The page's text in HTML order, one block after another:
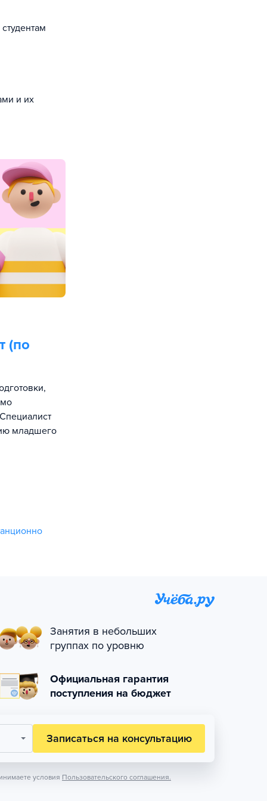
и их
(по
младшего
Занятия в небольших
группах по уровню
Официальная гарантия
поступления на бюджет
Записаться на консультацию
условия Пользовательского соглашения.